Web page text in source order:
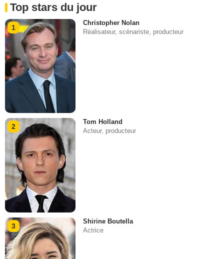
Top stars du jour
1
Christopher Nolan
Réalisateur, scénariste, producteur
2
Tom Holland
Acteur, producteur
3
Shirine Boutella
Actrice